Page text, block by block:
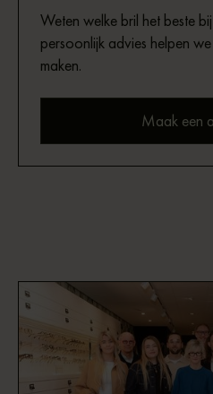
Weten welke bril het beste
persoonlijk advies helpen
maken.
Maak een